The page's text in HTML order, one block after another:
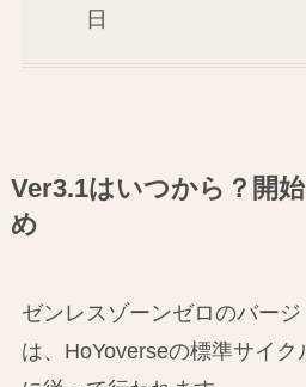
日
Ver3.1はいつから？開
め
ゼンレスゾーンゼロのバー
は、HoYoverseの標準サイク